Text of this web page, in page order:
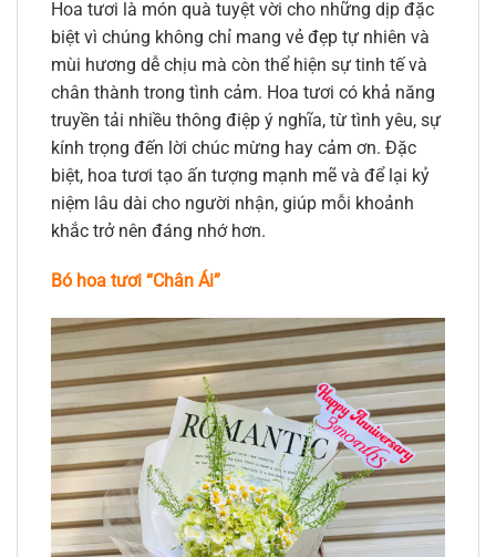
Hoa tươi là món quà tuyệt vời cho những dịp đặc
biệt vì chúng không chỉ mang vẻ đẹp tự nhiên và
mùi hương dễ chịu mà còn thể hiện sự tinh tế và
chân thành trong tình cảm. Hoa tươi có khả năng
truyền tải nhiều thông điệp ý nghĩa, từ tình yêu, sự
kính trọng đến lời chúc mừng hay cảm ơn. Đặc
biệt, hoa tươi tạo ấn tượng mạnh mẽ và để lại kỷ
niệm lâu dài cho người nhận, giúp mỗi khoảnh
khắc trở nên đáng nhớ hơn.
Bó hoa tươi “Chân Ái”